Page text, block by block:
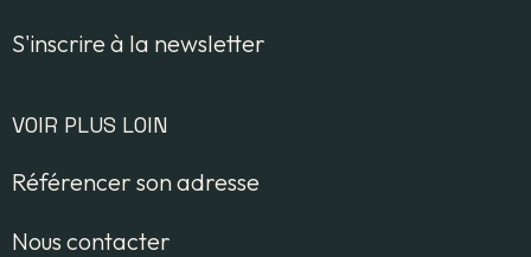
S'inscrire à la newsletter
VOIR PLUS LOIN
Référencer son adresse
Nous contacter